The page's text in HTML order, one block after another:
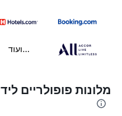
...ועוד
מלונות פופולריים ליד Chefchaouen Kasbah